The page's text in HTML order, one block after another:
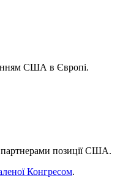
США в Європі.
партнерами позиції США.
Конгресом.